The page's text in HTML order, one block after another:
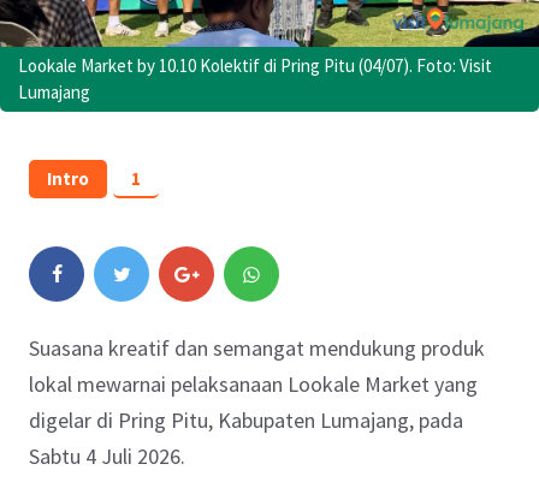
Lookale Market by 10.10 Kolektif di Pring Pitu (04/07). Foto: Visit
Lumajang
Intro 1
Suasana kreatif dan semangat mendukung produk
lokal mewarnai pelaksanaan Lookale Market yang
digelar di Pring Pitu, Kabupaten Lumajang, pada
Sabtu 4 Juli 2026.